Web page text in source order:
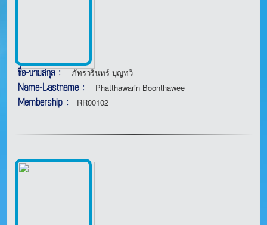
ชื่อ-นามสกุล : ภัทรวรินทร์ บุญทวี
Name-Lastname : Phatthawarin Boonthawee
Membership : RR00102